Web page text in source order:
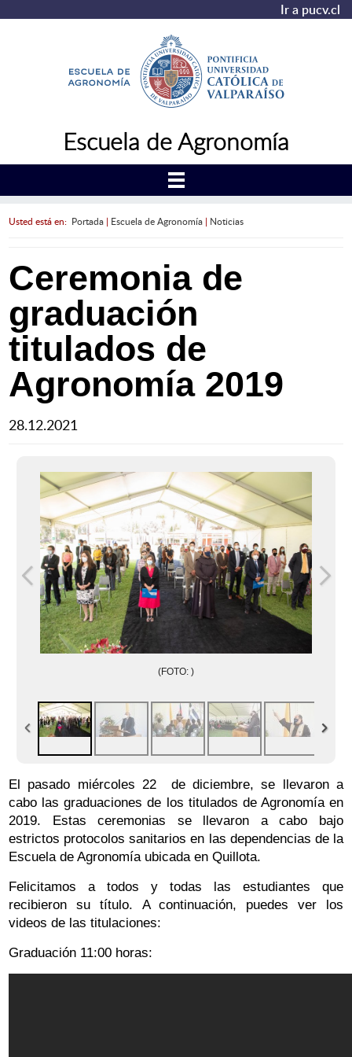
Ir a pucv.cl
Escuela de Agronomía
Usted está en: Portada | Escuela de Agronomía | Noticias
Ceremonia de
graduación
titulados de
Agronomía 2019
28.12.2021
(FOTO: )
El pasado miércoles 22 de diciembre, se llevaron a
cabo las graduaciones de los titulados de Agronomía en
2019. Estas ceremonias se llevaron a cabo bajo
estrictos protocolos sanitarios en las dependencias de la
Escuela de Agronomía ubicada en Quillota.
Felicitamos a todos y todas las estudiantes que
recibieron su título. A continuación, puedes ver los
videos de las titulaciones:
Graduación 11:00 horas: